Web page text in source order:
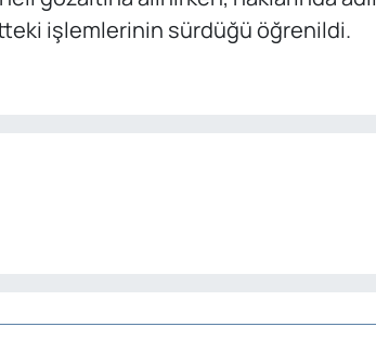
işlemlerinin sürdüğü öğrenildi.